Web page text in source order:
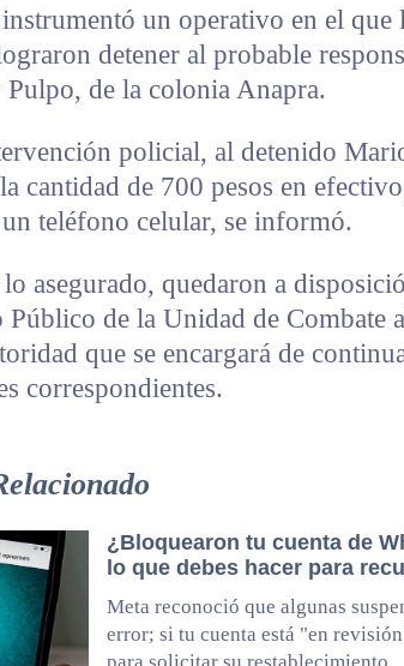
un operativo en el que
detener al probable
de la colonia Anapra.
policial, al detenido
cantidad de 700 pesos en
teléfono celular, se informó.
asegurado, quedaron a
de la Unidad de Combate
que se encargará de
correspondientes.
¿Bloquearon tu cuenta de
lo que debes hacer para
Meta reconoció que algunas
error; si tu cuenta está "en